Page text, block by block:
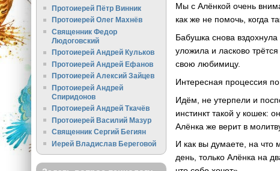
Мы с Алёнкой очень
как же не помочь, когда
Бабушка снова
уложила и ласково
свою любимицу.
Интересная процессия
Идём, не утерпели и
инстинкт такой у кошек:
Алёнка же верит в
И как вы думаете, на что
день, только Алёнка на
Протоиерей Пётр Винник
Протоиерей Олег Махнёв
Священник Федор
Людоговский
Протоиерей Андрей Кульков
Протоиерей Андрей Ефанов
Протоиерей Алексий Зайцев
Протоиерей Андрей
Спиридонов
Протоиерей Андрей Ткачёв
Протоиерей Василий Мазур
Священник Сергий Бегиян
Иерей Владислав Береговой